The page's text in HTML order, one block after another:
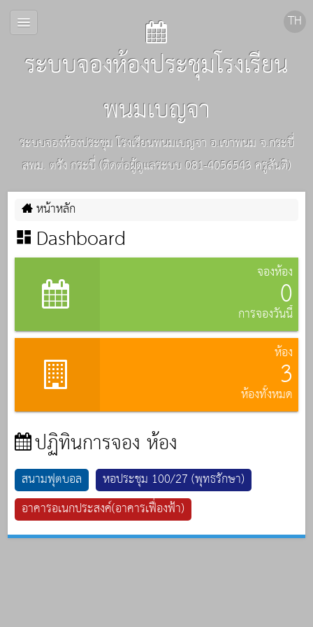
ระบบจองห้องประชุมโรงเรียน
พนมเบญจา
ระบบจองห้องประชุม โรงเรียนพนมเบญจา อ.เขาพนม จ.กระบี่
สพม. ตรัง กระบี่ (ติดต่อผู้ดูแลระบบ 081-4056543 ครูสันติ)
หน้าหลัก
Dashboard
จองห้อง
0
การจองวันนี้
ห้อง
3
ห้องทั้งหมด
ปฏิทินการจอง ห้อง
สนามฟุตบอล
หอประชุม 100/27 (พุทธรักษา)
อาคารอเนกประสงค์(อาคารเฟื่องฟ้า)